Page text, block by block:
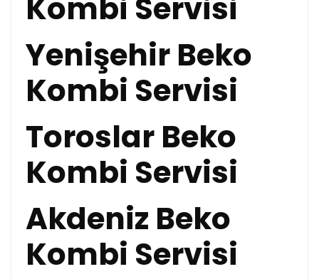
Kombi Servisi
Yenişehir Beko
Kombi Servisi
Toroslar Beko
Kombi Servisi
Akdeniz Beko
Kombi Servisi